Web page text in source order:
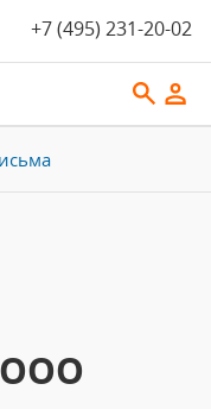
+7 (495) 231-20-02